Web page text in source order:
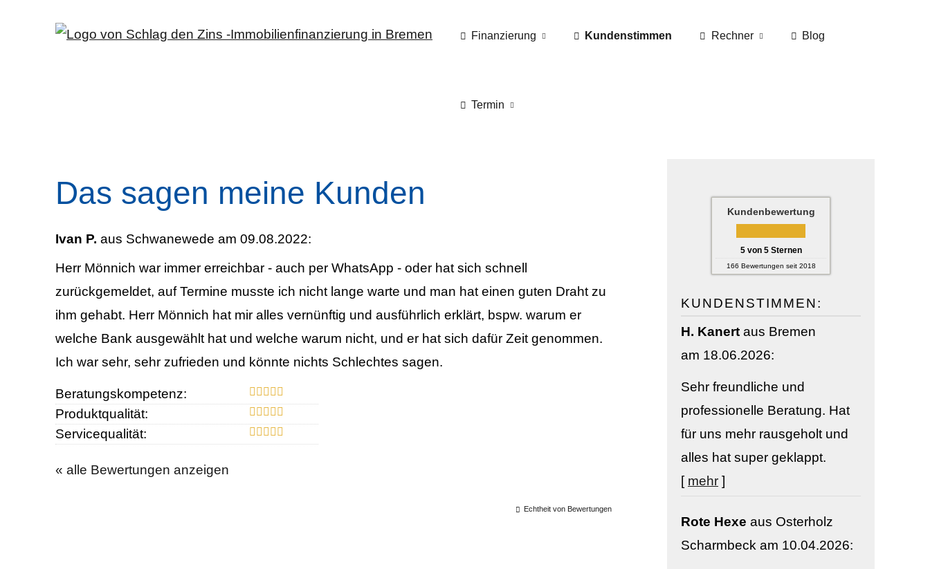
Finanzierung Kundenstimmen Rechner Blog
Termin
Kundenbewertung
5von 5Sternen
166 Bewertungen seit 2018
KUNDENSTIMMEN:
H. Kanert aus Bremen
am 18.06.2026:
Sehr freundliche und
professionelle Beratung. Hat
für uns mehr rausgeholt und
alles hat super geklappt.
[ mehr ]
Rote Hexe aus Osterholz
Scharmbeck am 10.04.2026:
Das sagen meine Kunden
Ivan P. aus Schwanewede am 09.08.2022:
Herr Mönnich war immer erreichbar - auch per WhatsApp - oder hat sich schnell
zurückgemeldet, auf Termine musste ich nicht lange warte und man hat einen guten Draht zu
ihm gehabt. Herr Mönnich hat mir alles vernünftig und ausführlich erklärt, bspw. warum er
welche Bank ausgewählt hat und welche warum nicht, und er hat sich dafür Zeit genommen.
Ich war sehr, sehr zufrieden und könnte nichts Schlechtes sagen.
Beratungskompetenz:
Produktqualität:
Servicequalität:
« alle Bewertungen anzeigen
Echtheit von Bewertungen